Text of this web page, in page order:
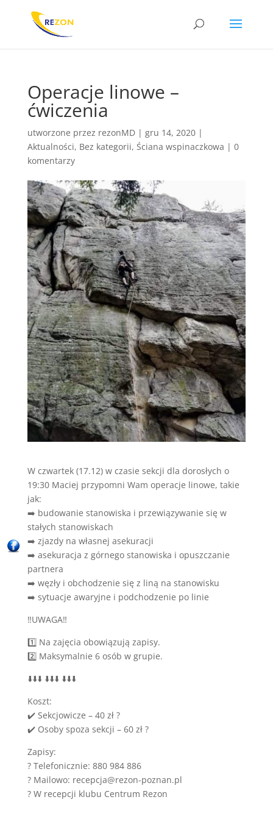
Operacje linowe –
ćwiczenia
utworzone przez rezonMD| gru 14, 2020|
Aktualności, Bez kategorii, Ściana wspinaczkowa | 0
komentarzy
W czwartek (17.12) w czasie sekcji dla dorosłych o
19:30 Maciej przypomni Wam operacje linowe, takie
jak:
➡️ budowanie stanowiska i przewiązywanie się w
stałych stanowiskach
➡️ zjazdy na własnej asekuracji
➡️ asekuracja z górnego stanowiska i opuszczanie
partnera
➡️ węzły i obchodzenie się z liną na stanowisku
➡️ sytuacje awaryjne i podchodzenie po linie
‼️UWAGA‼️
1️⃣ Na zajęcia obowiązują zapisy.
2️⃣ Maksymalnie 6 osób w grupie.
⬇️⬇️⬇️ ⬇️⬇️⬇️ ⬇️⬇️⬇️
Koszt:
✔️ Sekcjowicze – 40 zł ?
✔️ Osoby spoza sekcji – 60 zł ?
Zapisy:
? Telefonicznie: 880 984 886
? Mailowo: recepcja@rezon-poznan.pl
? W recepcji klubu Centrum Rezon